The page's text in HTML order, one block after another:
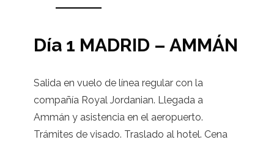
Día 1 MADRID – AMMÁN
Salida en vuelo de línea regular con la
compañía Royal Jordanian. Llegada a
Ammán y asistencia en el aeropuerto.
Trámites de visado. Traslado al hotel. Cena